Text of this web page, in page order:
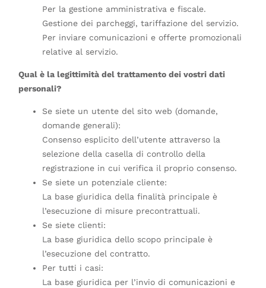
Per la gestione amministrativa e fiscale.
Gestione dei parcheggi, tariffazione del servizio.
Per inviare comunicazioni e offerte promozionali
relative al servizio.
Qual è la legittimità del trattamento dei vostri dati
personali?
Se siete un utente del sito web (domande,
domande generali):
Consenso esplicito dell’utente attraverso la
selezione della casella di controllo della
registrazione in cui verifica il proprio consenso.
Se siete un potenziale cliente:
La base giuridica della finalità principale è
l’esecuzione di misure precontrattuali.
Se siete clienti:
La base giuridica dello scopo principale è
l’esecuzione del contratto.
Per tutti i casi:
La base giuridica per l’invio di comunicazioni e